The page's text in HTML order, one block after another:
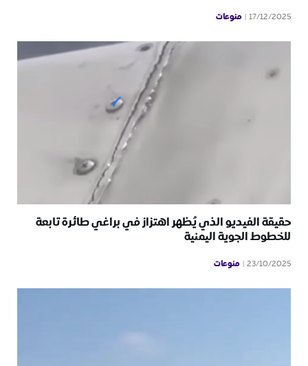
17/12/2025 منوعات
حقيقة الفيديو الذي يُظهر اهتزاز في براغي طائرة تابعة
للخطوط الجوية اليمنية
23/10/2025 منوعات